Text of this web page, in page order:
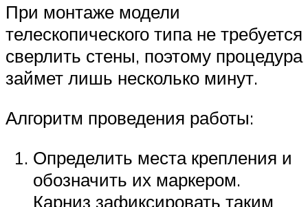
При монтаже модели
телескопического типа не требуется
сверлить стены, поэтому процедура
займет лишь несколько минут.
Алгоритм проведения работы:
Определить места крепления и
обозначить их маркером.
Карниз зафиксировать таким